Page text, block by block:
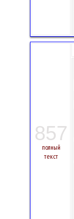
857
полный
текст